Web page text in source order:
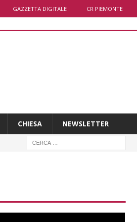
GAZZETTA DIGITALE CR PIEMONTE
CHIESA NEWSLETTER